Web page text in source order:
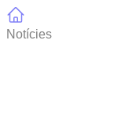
Notícies